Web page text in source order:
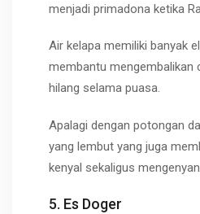
menjadi primadona ketika
Air kelapa memiliki banyak
membantu mengembalikan
hilang selama puasa.
Apalagi dengan potongan
yang lembut yang juga
kenyal sekaligus
5. Es Doger